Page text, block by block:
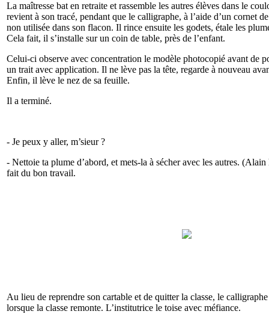
La maîtresse bat en retraite et rassemble les autres élèves dans le
revient à son tracé, pendant que le calligraphe, à l’aide d’un cornet
non utilisée dans son flacon. Il rince ensuite les godets, étale les
Cela fait, il s’installe sur un coin de table, près de l’enfant.
Celui-ci observe avec concentration le modèle photocopié avant de
un trait avec application. Il ne lève pas la tête, regarde à nouveau
Enfin, il lève le nez de sa feuille.
Il a terminé.
- Je peux y aller, m’sieur ?
- Nettoie ta plume d’abord, et mets-la à sécher avec les autres.
fait du bon travail.
Au lieu de reprendre son cartable et de quitter la classe, le
lorsque la classe remonte. L’institutrice le toise avec méfiance.